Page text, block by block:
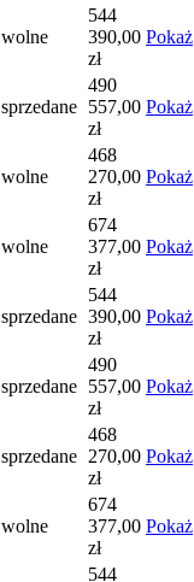
wolne
544
390,00
zł
Pokaż
sprzedane
490
557,00
zł
Pokaż
wolne
468
270,00
zł
Pokaż
wolne
674
377,00
zł
Pokaż
sprzedane
544
390,00
zł
Pokaż
sprzedane
490
557,00
zł
Pokaż
sprzedane
468
270,00
zł
Pokaż
wolne
674
377,00
zł
Pokaż
544